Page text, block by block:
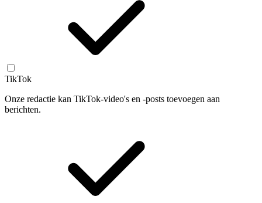
TikTok
Onze redactie kan TikTok-video's en -posts toevoegen aan
berichten.